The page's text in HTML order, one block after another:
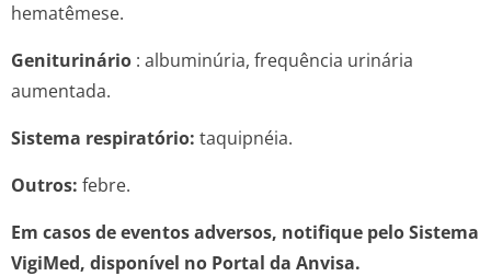
hematêmese.
Geniturinário : albuminúria, frequência urinária
aumentada.
Sistema respiratório: taquipnéia.
Outros: febre.
Em casos de eventos adversos, notifique pelo Sistema
VigiMed, disponível no Portal da Anvisa.